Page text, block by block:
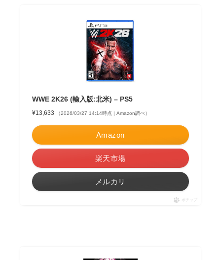
WWE 2K26 (輸入版:北米) – PS5
¥13,633 （2026/03/27 14:14時点 | Amazon調べ）
Amazon
楽天市場
メルカリ
ポチップ